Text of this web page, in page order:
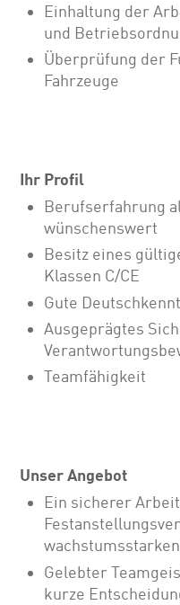
Einhaltung der
und
Überprüfung der
Fahrzeuge
Ihr Profil
Berufserfahrung
wünschenswert
Besitz eines
Klassen C/CE
Gute
Ausgeprägtes
Teamfähigkeit
Unser Angebot
Ein sicherer
Gelebter
kurze